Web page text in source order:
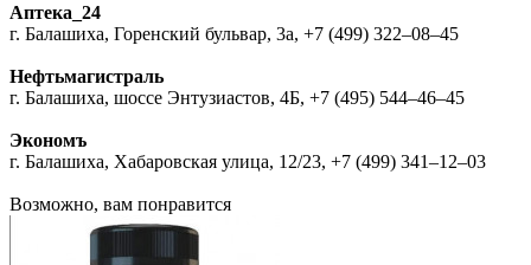
Аптека_24
г. Балашиха, Горенский бульвар, 3а, +7 (499) 322‒08‒45
Нефтьмагистраль
г. Балашиха, шоссе Энтузиастов, 4Б, +7 (495) 544‒46‒45
Экономъ
г. Балашиха, Хабаровская улица, 12/23, +7 (499) 341‒12‒03
Возможно, вам понравится